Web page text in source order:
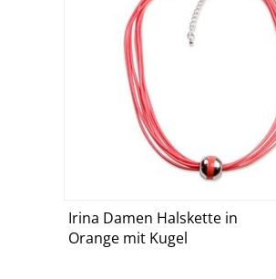
Details ansehen ›
Irina Damen Halskette in
Orange mit Kugel